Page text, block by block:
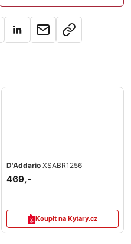
D'Addario XSABR1256
469,-
Koupit na Kytary.cz